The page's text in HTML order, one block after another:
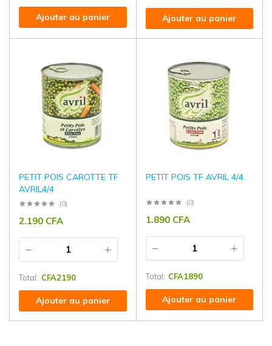
Ajouter au panier Ajouter au panier
PETIT POIS CAROTTE TF
AVRIL4/4
(0)
2.190 CFA
Total: CFA2190
Ajouter au panier
PETIT POIS TF AVRIL 4/4.
(0)
1.890 CFA
Total: CFA1890
Ajouter au panier